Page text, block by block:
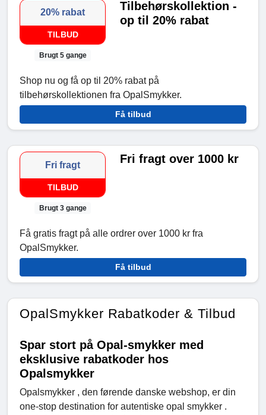
20% rabat
TILBUD
Brugt 5 gange
Tilbehørskollektion -
op til 20% rabat
Shop nu og få op til 20% rabat på
tilbehørskollektionen fra OpalSmykker.
Få tilbud
Fri fragt
TILBUD
Brugt 3 gange
Fri fragt over 1000 kr
Få gratis fragt på alle ordrer over 1000 kr fra
OpalSmykker.
Få tilbud
OpalSmykker Rabatkoder & Tilbud
Spar stort på Opal-smykker med
eksklusive rabatkoder hos
Opalsmykker
Opalsmykker , den førende danske webshop, er din
one-stop destination for autentiske opal smykker .